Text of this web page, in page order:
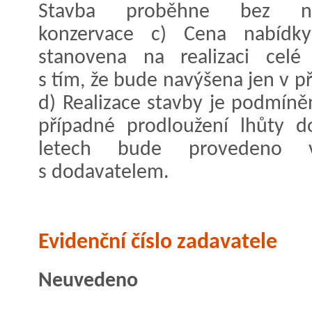
Stavba proběhne bez
konzervace c) Cena
stanovena na realizaci celé
s tím, že bude navýšena jen v
d) Realizace stavby je
případné prodloužení lhůty
letech bude provedeno
s dodavatelem.
Evidenční číslo zadavatele
Neuvedeno